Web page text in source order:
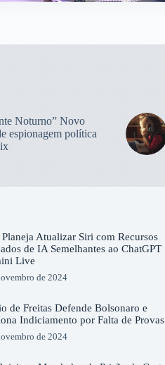
Noturno” Novo
espionagem política
Atualizar Siri com Recursos
de IA Semelhantes ao ChatGPT
Live
de 2024
de Freitas Defende Bolsonaro e
Indiciamento por Falta de Provas
de 2024